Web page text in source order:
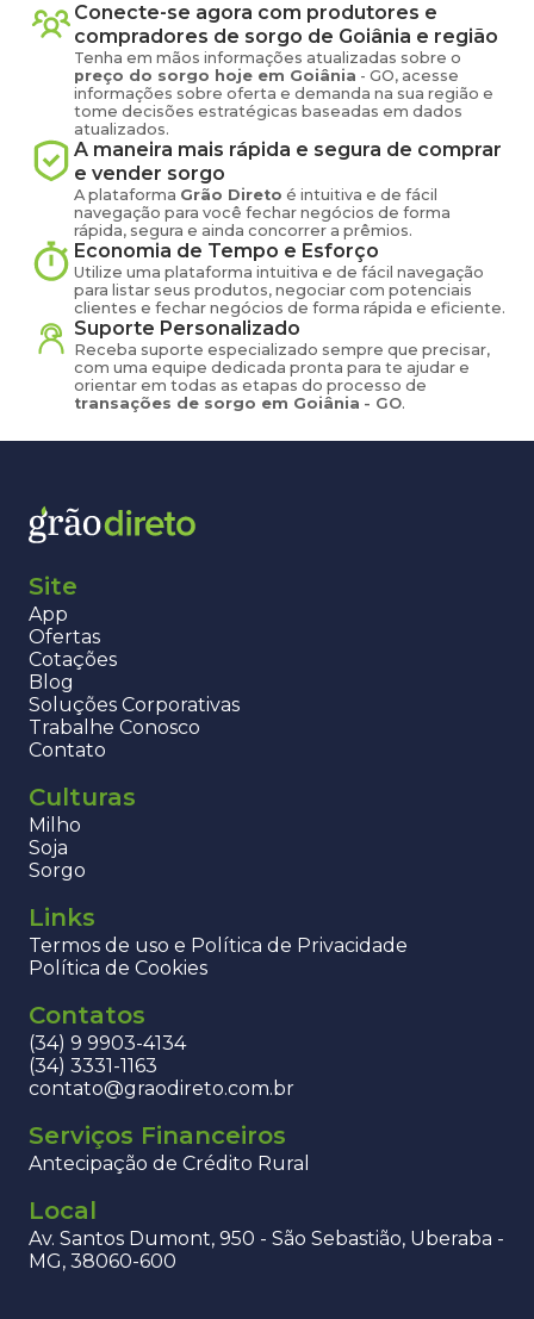
Conecte-se agora com produtores e
compradores de sorgo de Goiânia e região
Tenha em mãos informações atualizadas sobre o
preço do sorgo hoje em Goiânia - GO, acesse
informações sobre oferta e demanda na sua região e
tome decisões estratégicas baseadas em dados
atualizados.
A maneira mais rápida e segura de comprar
e vender sorgo
A plataforma Grão Direto é intuitiva e de fácil
navegação para você fechar negócios de forma
rápida, segura e ainda concorrer a prêmios.
Economia de Tempo e Esforço
Utilize uma plataforma intuitiva e de fácil navegação
para listar seus produtos, negociar com potenciais
clientes e fechar negócios de forma rápida e eficiente.
Suporte Personalizado
Receba suporte especializado sempre que precisar,
com uma equipe dedicada pronta para te ajudar e
orientar em todas as etapas do processo de
transações de sorgo em Goiânia - GO.
Site
App
Ofertas
Cotações
Blog
Soluções Corporativas
Trabalhe Conosco
Contato
Culturas
Milho
Soja
Sorgo
Links
Termos de uso e Política de Privacidade
Política de Cookies
Contatos
(34) 9 9903-4134
(34) 3331-1163
contato@graodireto.com.br
Serviços Financeiros
Antecipação de Crédito Rural
Local
Av. Santos Dumont, 950 - São Sebastião, Uberaba -
MG, 38060-600